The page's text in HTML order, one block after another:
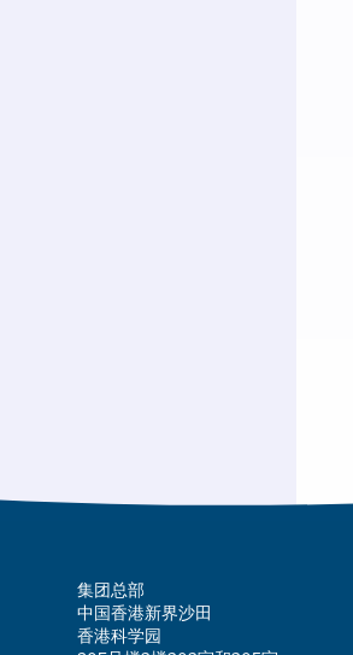
集团总部
中国香港新界沙田
香港科学园